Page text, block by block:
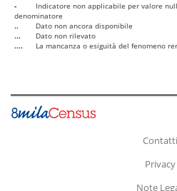
-
Indicatore non applicabile per valore
denominatore
..
Dato non ancora disponibile
...
Dato non rilevato
....
La mancanza o esiguità del fenomeno
Contatti
Privacy
Note